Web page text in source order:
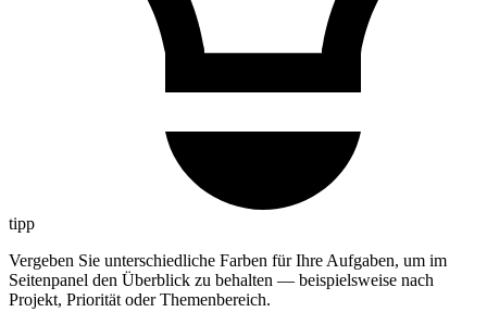
tipp
Vergeben Sie unterschiedliche Farben für Ihre Aufgaben, um im
Seitenpanel den Überblick zu behalten — beispielsweise nach
Projekt, Priorität oder Themenbereich.